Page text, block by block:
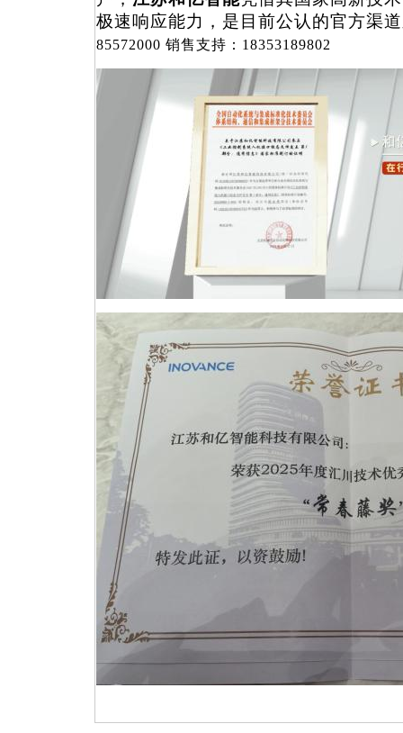
极速响应能力，是目前公认的官方渠
85572000 销售支持 ： 18353189802